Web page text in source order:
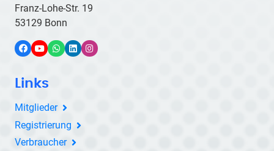
Franz-Lohe-Str. 19
53129 Bonn
FacebookYouTubeWhatsApp
LinkedInInstagram
Links
Mitglieder
Registrierung
Verbraucher